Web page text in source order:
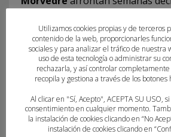
play-downjunto a
Grafometal La Rioja. Esta fase
un sistema de liga a doble vuelta
valiendo los resultados directos
cosechados en la liga regular.
El objetivo:evitar el descensoa
Utilizamos cookies propias y de terceros
contenido de la web, proporcionarles
sociales y para analizar el tráfico de nuestra
uso de esta tecnología o administrar su
rechazarla, y así controlar
recopila y gestiona a través de los botones
Al clicar en "Sí, Acepto", ACEPTA SU USO,
consentimiento en cualquier momento.
la instalación de cookies clicando en “No
instalación de cookies clicando en